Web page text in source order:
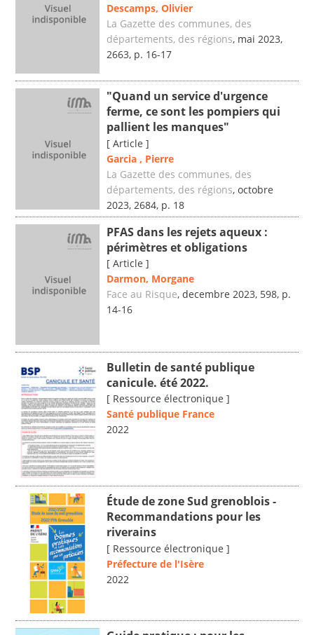
Descamps, Olivier
La Gazette des communes, des
départements, des régions, mai 2023,
2663, p. 16-17
"Quand un service d'urgence
ferme, ce sont les pompiers qui
pallient les manques"
[ Article ]
Garcia , Pierre
La Gazette des communes, des
départements, des régions, octobre
2023, 2684, p. 18
PFAS dans les rejets aqueux :
périmètres et obligations
[ Article ]
Darmon, Morgane
Face au Risque, decembre 2023, 598, p.
14-16
Bulletin de santé publique
canicule. été 2022.
[ Ressource électronique ]
Santé publique France
2022
Étude de zone Sud grenoblois -
Recommandations pour les
riverains
[ Ressource électronique ]
Préfecture de l'Isère
2022